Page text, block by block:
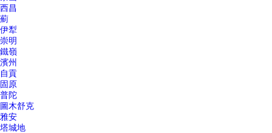
西昌
薊
伊犁
崇明
鐵嶺
濱州
自貢
固原
普陀
圖木舒克
雅安
塔城地